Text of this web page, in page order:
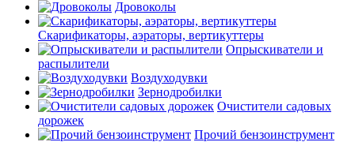
Дровоколы
Скарификаторы, аэраторы, вертикуттеры
Опрыскиватели и
распылители
Воздуходувки
Зернодробилки
Очистители садовых
дорожек
Прочий бензоинструмент